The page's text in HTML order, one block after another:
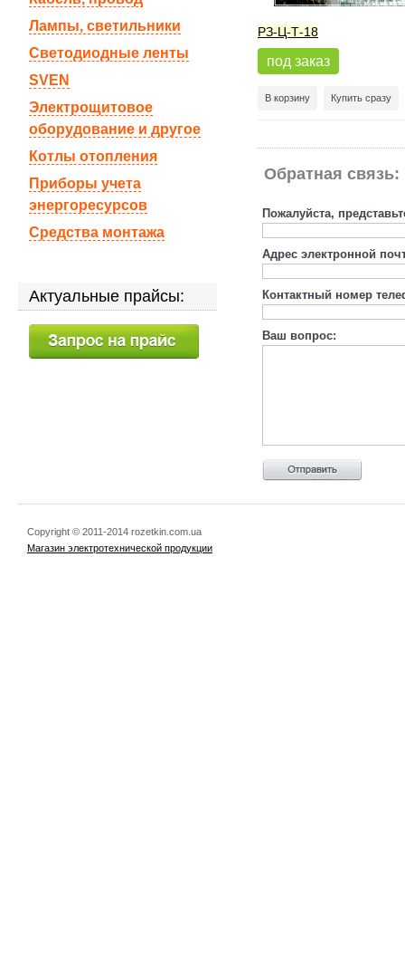
РЗ-Ц-Т-18
под заказ
В корзину Купить сразу
Обратная связь:
Пожалуйста,
Адрес электронной
Контактный номер
Ваш вопрос:
Лампы, светильники
Светодиодные ленты
SVEN
Электрощитовое
оборудование и другое
Котлы отопления
Приборы учета
энергоресурсов
Средства монтажа
Актуальные прайсы:
Copyright © 2011-2014 rozetkin.com.ua
Магазин электротехнической продукции